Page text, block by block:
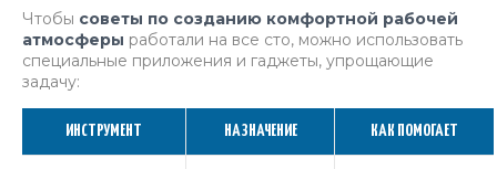
Чтобы советы по созданию комфортной рабочей
атмосферы работали на все сто, можно использовать
специальные приложения и гаджеты, упрощающие
задачу:
ИНСТРУМЕНТ НАЗНАЧЕНИЕ КАК ПОМОГАЕТ